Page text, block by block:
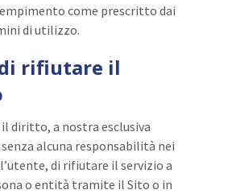
come prescritto dai
di utilizzo.
rifiutare il
diritto, a nostra esclusiva
alcuna responsabilità nei
di rifiutare il servizio a
o entità tramite il Sito o in